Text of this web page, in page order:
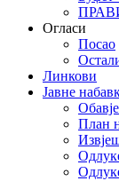
Огласи
Посао
Линкови
Јавне
План